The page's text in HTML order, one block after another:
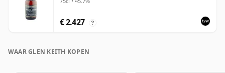
€ 2.427 ?
WAAR GLEN KEITH KOPEN